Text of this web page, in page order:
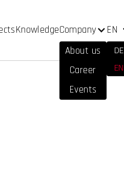
KnowledgeCompany
About us
Career
Events
EN
DE
EN